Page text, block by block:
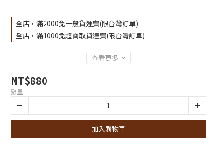
全店，滿2000免一般貨運費(限台灣訂單)
全店，滿1000免超商取貨運費(限台灣訂單)
查看更多
NT$880
數量
加入購物車